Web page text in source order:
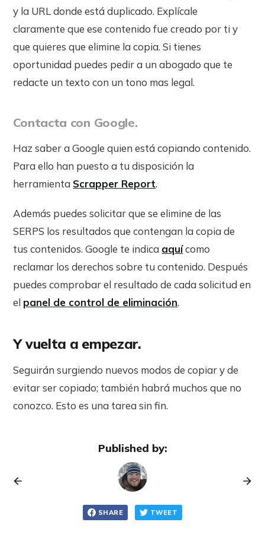
y la URL donde está duplicado. Explícale
claramente que ese contenido fue creado por ti y
que quieres que elimine la copia. Si tienes
oportunidad puedes pedir a un abogado que te
redacte un texto con un tono mas legal.
Contacta con Google.
Haz saber a Google quien está copiando contenido.
Para ello han puesto a tu disposición la
herramienta Scrapper Report.
Además puedes solicitar que se elimine de las
SERPS los resultados que contengan la copia de
tus contenidos. Google te indica aquícomo
reclamar los derechos sobre tu contenido. Después
puedes comprobar el resultado de cada solicitud en
el panel de control de eliminación.
Y vuelta a empezar.
Seguirán surgiendo nuevos modos de copiar y de
evitar ser copiado; también habrá muchos que no
conozco. Esto es una tarea sin fin.
Published by:
SHARE TWEET